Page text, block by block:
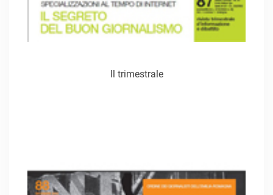
Il trimestrale